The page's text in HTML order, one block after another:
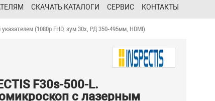
СКАЧАТЬ КАТАЛОГИ СЕРВИС КОНТАКТЫ
(1080p FHD, зум 30x, РД 350-495мм, HDMI)
F30s-500-L.
с лазерным